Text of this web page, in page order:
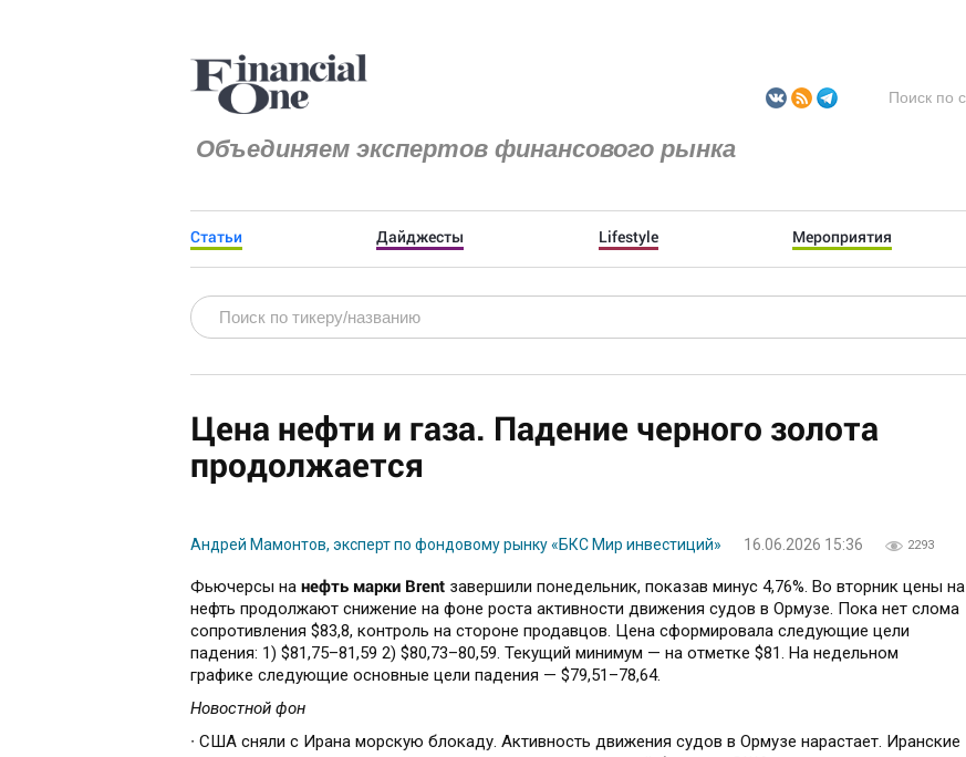
Объединяем экспертов финансового рынка
Статьи Дайджесты Lifestyle Мероприятия
Цена нефти и газа. Падение черного золота
продолжается
Андрей Мамонтов, эксперт по фондовому рынку «БКС Мир инвестиций» 16.06.2026 15:36 2293
Фьючерсы на нефть марки Brent завершили понедельник, показав минус 4,76%. Во вторник цены на
нефть продолжают снижение на фоне роста активности движения судов в Ормузе. Пока нет слома
сопротивления $83,8, контроль на стороне продавцов. Цена сформировала следующие цели
падения: 1) $81,75–81,59 2) $80,73–80,59. Текущий минимум — на отметке $81. На недельном
графике следующие основные цели падения — $79,51–78,64.
Новостной фон
∙ США сняли с Ирана морскую блокаду. Активность движения судов в Ормузе нарастает. Иранские